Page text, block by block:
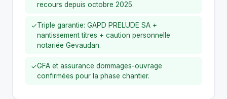
recours depuis octobre 2025.
✓Triple garantie: GAPD PRELUDE SA +
nantissement titres + caution personnelle
notariée Gevaudan.
✓GFA et assurance dommages-ouvrage
confirmées pour la phase chantier.